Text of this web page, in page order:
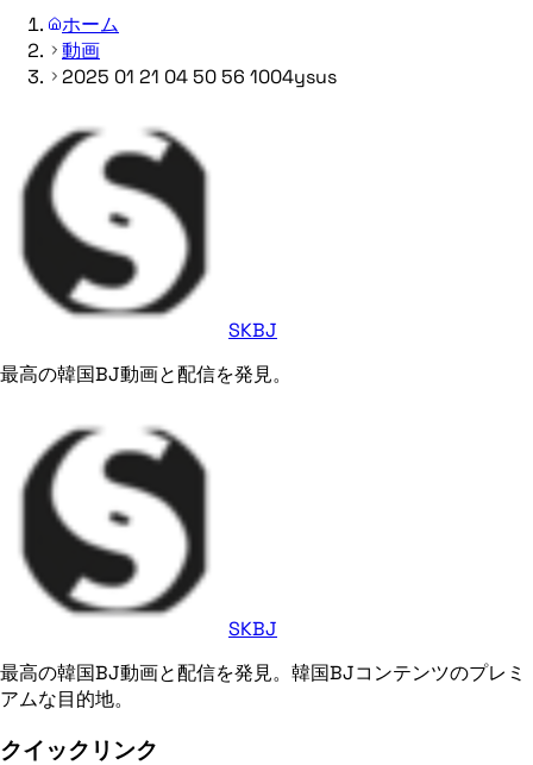
ホーム
動画
2025 01 21 04 50 56 1004ysus
SKBJ
最高の韓国BJ動画と配信を発見。
SKBJ
最高の韓国BJ動画と配信を発見。韓国BJコンテンツのプレミ
アムな目的地。
クイックリンク